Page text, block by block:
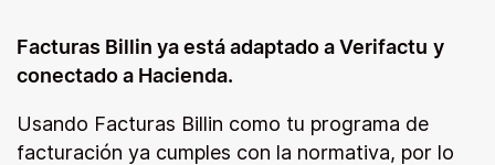
Facturas Billin ya está adaptado a Verifactu y
conectado a Hacienda.
Usando Facturas Billin como tu programa de
facturación ya cumples con la normativa, por lo